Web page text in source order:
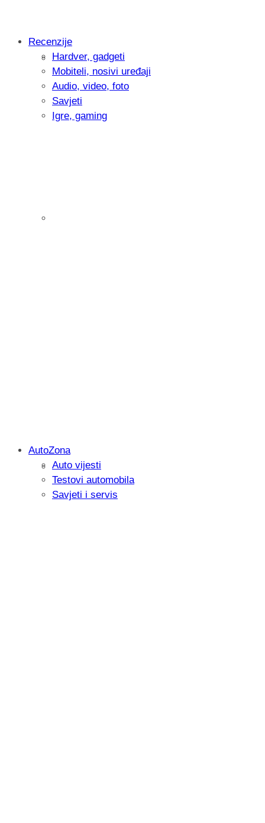
Intervju: Goran Jović, fotograf -
Recenzije
Hardver, gadgeti
Mobiteli, nosivi uređaji
Audio, video, foto
Savjeti
Igre, gaming
Savjetujemo: Što učiniti kada vaš
AutoZona
Auto vijesti
Testovi automobila
Savjeti i servis